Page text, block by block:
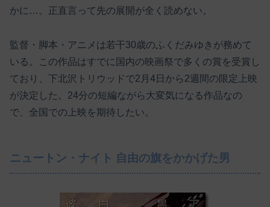
かに…。正直言って先の展開が全く読めない。
監督・脚本・アニメは若干30歳のふくだみゆきが務めて
いる。この作品はすでに国内の映画祭で多くの賞を受賞し
ており、下北沢トリウッドで2月4日から2週間の限定上映
が決定した。24分の短編ながら大変気になる作品なの
で、全国での上映を期待したい。
ニュートン・ナイト 自由の旗をかかげた男